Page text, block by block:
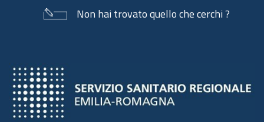
Non hai trovato quello che cerchi ?